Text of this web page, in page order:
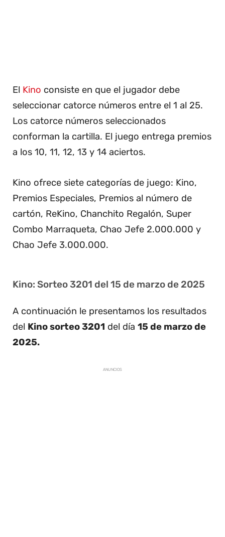
El Kino consiste en que el jugador debe
seleccionar catorce números entre el 1 al 25.
Los catorce números seleccionados
conforman la cartilla. El juego entrega premios
a los 10, 11, 12, 13 y 14 aciertos.
Kino ofrece siete categorías de juego: Kino,
Premios Especiales, Premios al número de
cartón, ReKino, Chanchito Regalón, Super
Combo Marraqueta, Chao Jefe 2.000.000 y
Chao Jefe 3.000.000.
Kino: Sorteo 3201 del 15 de marzo de 2025
A continuación le presentamos los resultados
del Kino sorteo 3201 del día 15 de marzo de
2025.
ANUNCIOS